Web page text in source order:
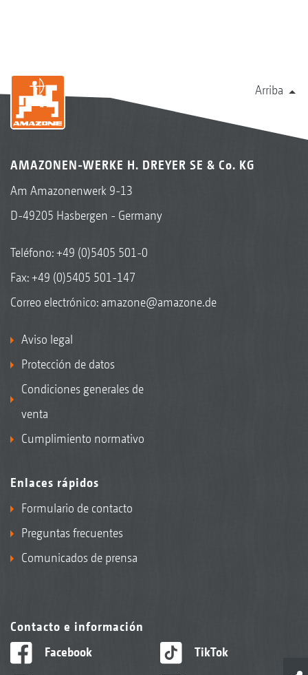
Arriba
AMAZONEN-WERKE H. DREYER SE & Co. KG
Am Amazonenwerk 9-13
D-49205 Hasbergen - Germany
Teléfono:+49 (0)5405 501-0
Fax: +49 (0)5405 501-147
Correo electrónico: amazone@amazone.de
Aviso legal
Protección de datos
Condiciones generales de
venta
Cumplimiento normativo
Enlaces rápidos
Formulario de contacto
Preguntas frecuentes
Comunicados de prensa
Contacto e información
Facebook
TikTok